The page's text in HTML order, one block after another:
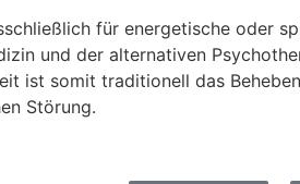
für energetische oder
und der alternativen
ist somit traditionell das
Störung.